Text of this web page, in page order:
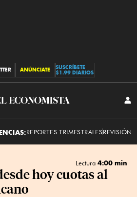
ANÚNCIATE
SUSCRÍBETE
$1.99 DIARIOS
El
REPORTES TRIMESTRALESREVISIÓN
Lectura 4:00 min
hoy cuotas al